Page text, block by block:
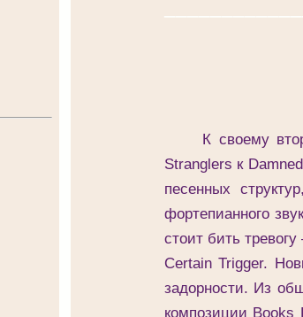
К своему
Stranglers к
песенных
фортепианного
стоит бить
Certain Trigger.
задорности. Из
композиции Books